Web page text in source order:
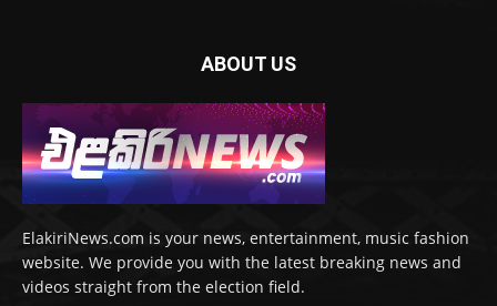
ABOUT US
ElakiriNews.com is your news, entertainment, music fashion
website. We provide you with the latest breaking news and
videos straight from the election field.